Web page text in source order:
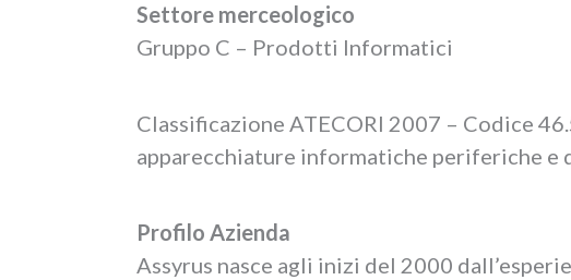
Settore merceologico
Gruppo C – Prodotti Informatici
Classificazione ATECORI 2007 – Codice
apparecchiature informatiche periferiche e
Profilo Azienda
Assyrus nasce agli inizi del 2000